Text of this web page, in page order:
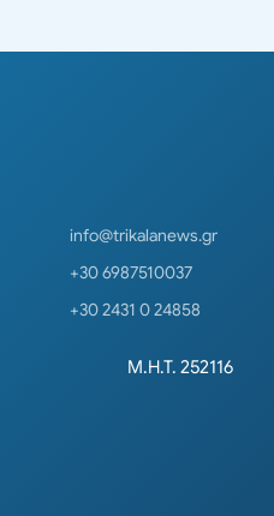
info@trikalanews.gr
+30 6987510037
+30 2431 0 24858
Μ.Η.Τ. 252116